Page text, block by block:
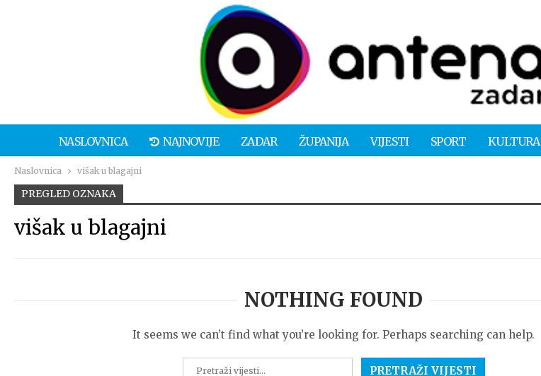
NASLOVNICA NAJNOVIJE ZADAR ŽUPANIJA VIJESTI SPORT KULTURA
Naslovnica višak u blagajni
PREGLED OZNAKA
višak u blagajni
NOTHING FOUND
It seems we can’t find what you’re looking for. Perhaps searching can help.